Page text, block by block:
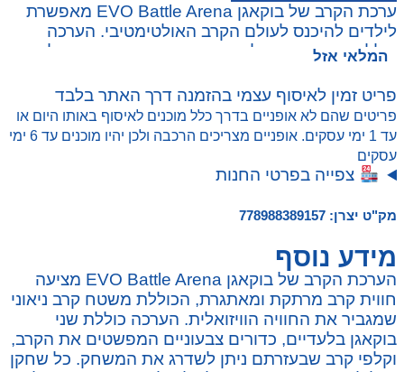
ערכת הקרב של בוקאגן EVO Battle Arena מאפשרת
לילדים להיכנס לעולם הקרב האולטימטיבי. הערכה
כוללת שני בוקאגן בלעדיים, משטח קרב ניאוני, וקלפי
חברים.
המלאי אזל
פריט זמין לאיסוף עצמי בהזמנה דרך האתר בלבד
פריטים שהם לא אופניים בדרך כלל מוכנים לאיסוף באותו היום או
עד 1 ימי עסקים. אופניים מצריכים הרכבה ולכן יהיו מוכנים עד 6 ימי
עסקים
צפייה בפרטי החנות
מק"ט יצרן: 778988389157
מידע נוסף
הערכת הקרב של בוקאגן EVO Battle Arena מציעה
חווית קרב מרתקת ומאתגרת, הכוללת משטח קרב ניאוני
שמגביר את החוויה הוויזואלית. הערכה כוללת שני
בוקאגן בלעדיים, כדורים צבעוניים המפשטים את הקרב,
וקלפי קרב שבעזרתם ניתן לשדרג את המשחק. כל שחקן